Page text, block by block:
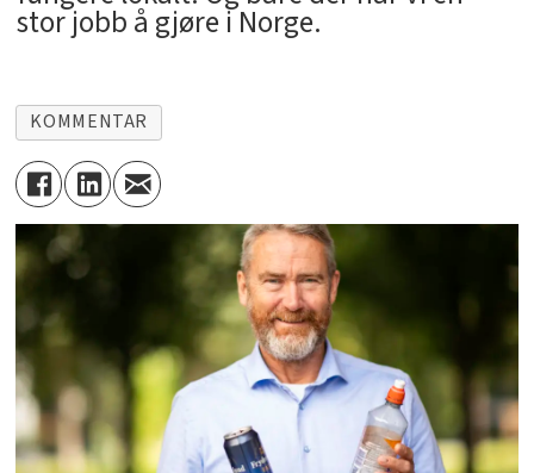
stor jobb å gjøre i Norge.
KOMMENTAR